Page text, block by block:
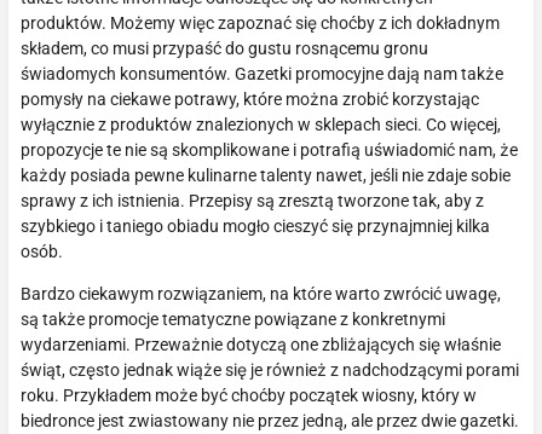
produktów. Możemy więc zapoznać się choćby z ich dokładnym
składem, co musi przypaść do gustu rosnącemu gronu
świadomych konsumentów. Gazetki promocyjne dają nam także
pomysły na ciekawe potrawy, które można zrobić korzystając
wyłącznie z produktów znalezionych w sklepach sieci. Co więcej,
propozycje te nie są skomplikowane i potrafią uświadomić nam, że
każdy posiada pewne kulinarne talenty nawet, jeśli nie zdaje sobie
sprawy z ich istnienia. Przepisy są zresztą tworzone tak, aby z
szybkiego i taniego obiadu mogło cieszyć się przynajmniej kilka
osób.
Bardzo ciekawym rozwiązaniem, na które warto zwrócić uwagę,
są także promocje tematyczne powiązane z konkretnymi
wydarzeniami. Przeważnie dotyczą one zbliżających się właśnie
świąt, często jednak wiąże się je również z nadchodzącymi porami
roku. Przykładem może być choćby początek wiosny, który w
biedronce jest zwiastowany nie przez jedną, ale przez dwie gazetki.